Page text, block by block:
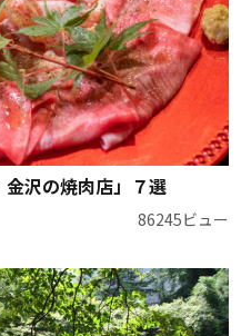
沢の焼肉店」７選
86245ビュー